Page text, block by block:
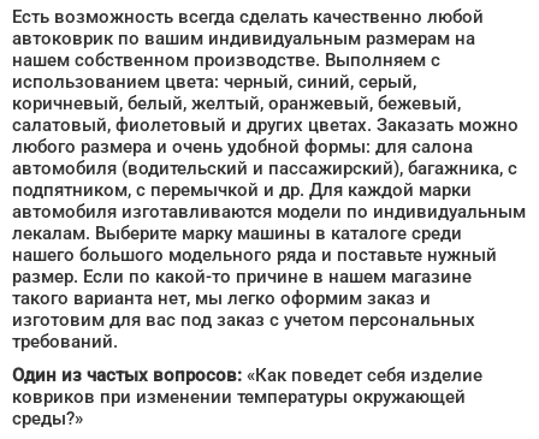
Есть возможность всегда сделать качественно любой
автоковрик по вашим индивидуальным размерам на
нашем собственном производстве. Выполняем с
использованием цвета: черный, синий, серый,
коричневый, белый, желтый, оранжевый, бежевый,
салатовый, фиолетовый и других цветах. Заказать можно
любого размера и очень удобной формы: для салона
автомобиля (водительский и пассажирский), багажника, с
подпятником, с перемычкой и др. Для каждой марки
автомобиля изготавливаются модели по индивидуальным
лекалам. Выберите марку машины в каталоге среди
нашего большого модельного ряда и поставьте нужный
размер. Если по какой-то причине в нашем магазине
такого варианта нет, мы легко оформим заказ и
изготовим для вас под заказ с учетом персональных
требований.
Один из частых вопросов: «Как поведет себя изделие
ковриков при изменении температуры окружающей
среды?»